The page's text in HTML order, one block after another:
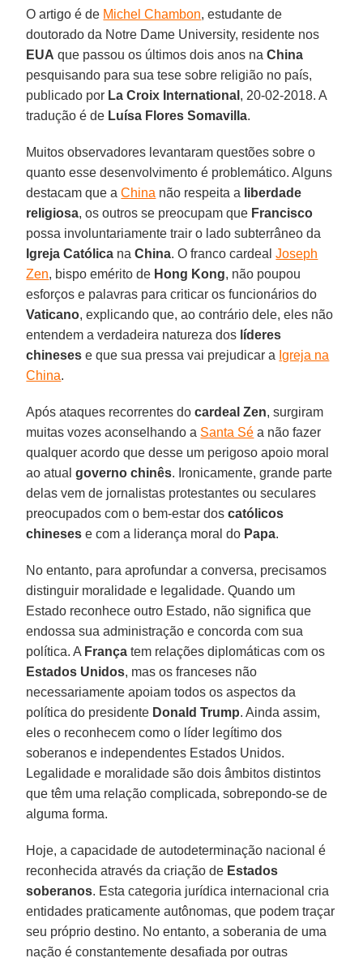
O artigo é de Michel Chambon, estudante de
doutorado da Notre Dame University, residente nos
EUA que passou os últimos dois anos naChina
pesquisando para sua tese sobre religião no país,
publicado por La Croix International , 20-02-2018. A
tradução é de Luísa Flores Somavilla.
Muitos observadores levantaram questões sobre o
quanto esse desenvolvimento é problemático. Alguns
destacam que aChina não respeita a liberdade
religiosa, os outros se preocupam que Francisco
possa involuntariamente trair o lado subterrâneo da
Igreja Católica naChina. O franco cardealJoseph
Zen, bispo emérito de Hong Kong, não poupou
esforços e palavras para criticar os funcionários do
Vaticano, explicando que, ao contrário dele, eles não
entendem a verdadeira natureza dos líderes
chineses e que sua pressa vai prejudicar a Igreja na
China.
Após ataques recorrentes docardeal Zen, surgiram
muitas vozes aconselhando a Santa Sé a não fazer
qualquer acordo que desse um perigoso apoio moral
ao atualgoverno chinês. Ironicamente, grande parte
delas vem de jornalistas protestantes ou seculares
preocupados com o bem-estar doscatólicos
chineses e com a liderança moral do Papa.
No entanto, para aprofundar a conversa, precisamos
distinguir moralidade e legalidade. Quando um
Estado reconhece outro Estado, não significa que
endossa sua administração e concorda com sua
política. A França tem relações diplomáticas com os
Estados Unidos, mas os franceses não
necessariamente apoiam todos os aspectos da
política do presidente Donald Trump. Ainda assim,
eles o reconhecem como o líder legítimo dos
soberanos e independentes Estados Unidos.
Legalidade e moralidade são dois âmbitos distintos
que têm uma relação complicada, sobrepondo-se de
alguma forma.
Hoje, a capacidade de autodeterminação nacional é
reconhecida através da criação de Estados
soberanos. Esta categoria jurídica internacional cria
entidades praticamente autônomas, que podem traçar
seu próprio destino. No entanto, a soberania de uma
nação é constantemente desafiada por outras